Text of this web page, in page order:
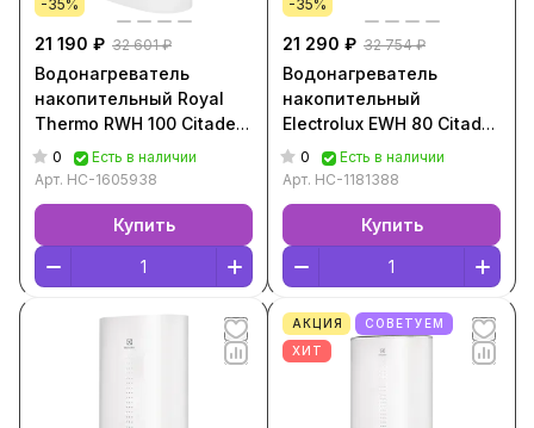
-35%
21 190 ₽ 32 601 ₽
Водонагреватель
накопительный Royal
Thermo RWH 100 Citadel
Unic [100 л, V/H ,2 кВт,
Белый, НС-160593
0
Есть в наличии
Арт. НС-1605938
Купить
-35%
21 290 ₽ 32 754 ₽
Водонагреватель
накопительный
Electrolux EWH 80 Citadel
[80 л, V ,2 кВт, Белый,
НС-1181388]
0
Есть в наличии
Арт. НС-1181388
Купить
АКЦИЯ
СОВЕТУЕМ
ХИТ